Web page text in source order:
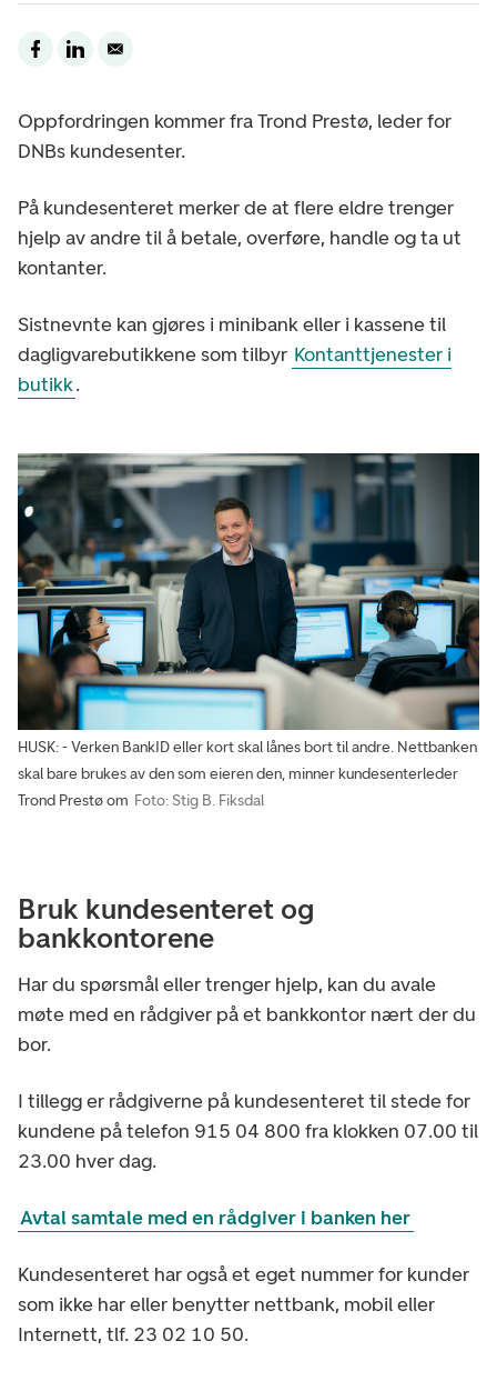
Oppfordringen kommer fra Trond Prestø, leder for
DNBs kundesenter.
På kundesenteret merker de at flere eldre trenger
hjelp av andre til å betale, overføre, handle og ta ut
kontanter.
Sistnevnte kan gjøres i minibank eller i kassene til
dagligvarebutikkene som tilbyr Kontanttjenester i
butikk.
HUSK: - Verken BankID eller kort skal lånes bort til andre. Nettbanken
skal bare brukes av den som eieren den, minner kundesenterleder
Trond Prestø om Foto: Stig B. Fiksdal
Bruk kundesenteret og
bankkontorene
Har du spørsmål eller trenger hjelp, kan du avale
møte med en rådgiver på et bankkontor nært der du
bor.
I tillegg er rådgiverne på kundesenteret til stede for
kundene på telefon 915 04 800 fra klokken 07.00 til
23.00 hver dag.
Avtal samtale med en rådgiver i banken her
Kundesenteret har også et eget nummer for kunder
som ikke har eller benytter nettbank, mobil eller
Internett, tlf. 23 02 10 50.